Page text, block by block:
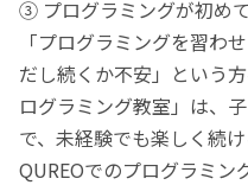
③ プログラミングが初め
「プログラミングを習わ
だし続くか不安」という
ログラミング教室」は、
で、未経験でも楽しく続
QUREOでのプログラミン